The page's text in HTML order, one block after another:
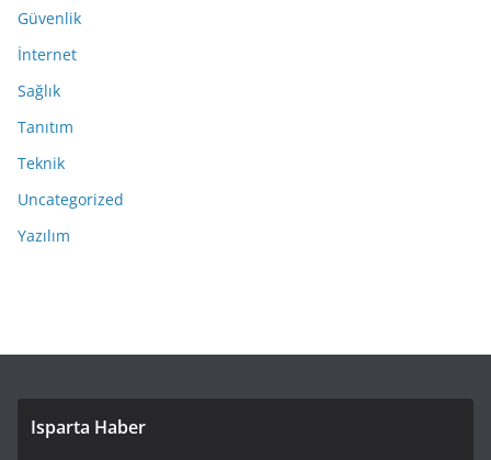
Güvenlik
İnternet
Sağlık
Tanıtım
Teknik
Uncategorized
Yazılım
Isparta Haber